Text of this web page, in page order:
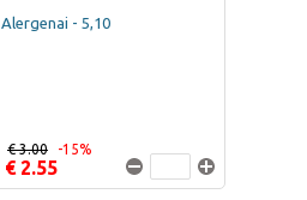
Alergenai - 5,10
€ 2.55
€ 3.00 -15%